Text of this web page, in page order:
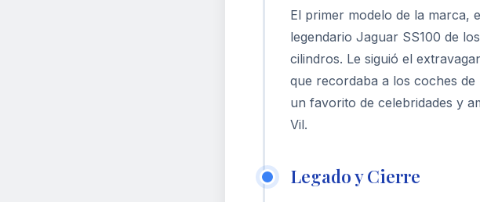
El primer modelo de la marca,
legendario Jaguar SS100 de
cilindros. Le siguió el
que recordaba a los coches
un favorito de celebridades y
Vil.
Legado y Cierre